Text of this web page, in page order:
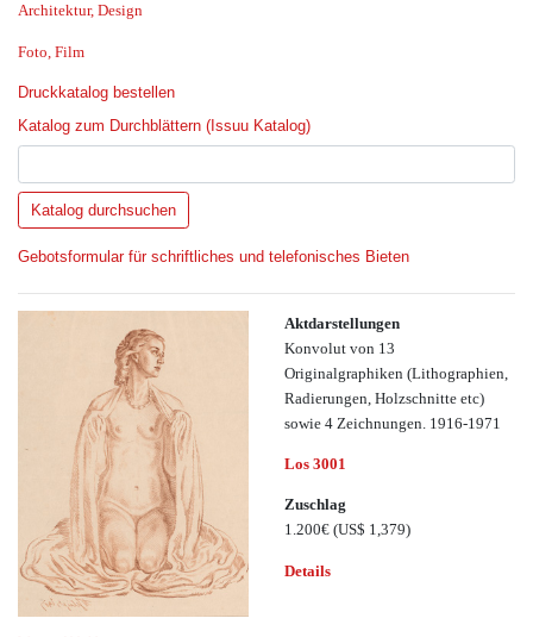
Architektur, Design
Foto, Film
Druckkatalog bestellen
Katalog zum Durchblättern (Issuu Katalog)
Gebotsformular für schriftliches und telefonisches Bieten
Aktdarstellungen
Konvolut von 13
Originalgraphiken (Lithographien,
Radierungen, Holzschnitte etc)
sowie 4 Zeichnungen. 1916-1971
Los 3001
Zuschlag
1.200€ (US$ 1,379)
Details